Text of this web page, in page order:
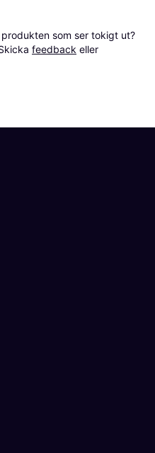
som ser tokigt ut?
feedback eller